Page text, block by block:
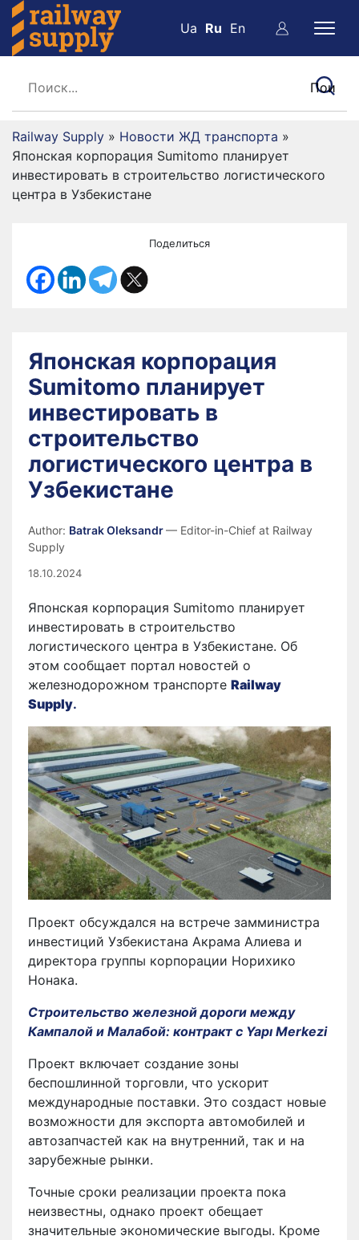
Ua Ru En
Railway Supply » Новости ЖД транспорта »
Японская корпорация Sumitomo планирует
инвестировать в строительство логистического
центра в Узбекистане
Поделиться
Японская корпорация
Sumitomo планирует
инвестировать в
строительство
логистического центра в
Узбекистане
Author: Batrak Oleksandr— Editor-in-Chief at Railway
Supply
18.10.2024
Японская корпорация Sumitomo планирует
инвестировать в строительство
логистического центра в Узбекистане. Об
этом сообщает портал новостей о
железнодорожном транспорте Railway
Supply.
Проект обсуждался на встрече замминистра
инвестиций Узбекистана Акрама Алиева и
директора группы корпорации Норихико
Нонака.
Строительство железной дороги между
Кампалой и Малабой: контракт с Yapı Merkezi
Проект включает создание зоны
беспошлинной торговли, что ускорит
международные поставки. Это создаст новые
возможности для экспорта автомобилей и
автозапчастей как на внутренний, так и на
зарубежные рынки.
Точные сроки реализации проекта пока
неизвестны, однако проект обещает
значительные экономические выгоды. Кроме